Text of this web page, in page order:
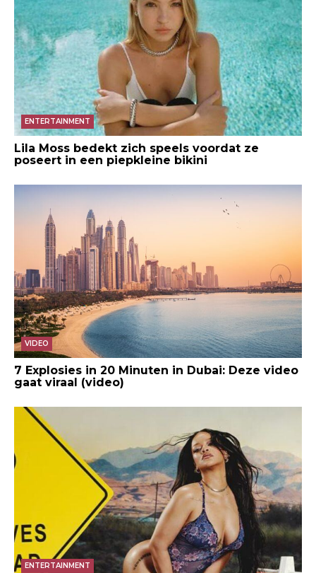
ENTERTAINMENT
Lila Moss bedekt zich speels voordat ze
poseert in een piepkleine bikini
VIDEO
7 Explosies in 20 Minuten in Dubai: Deze video
gaat viraal (video)
ENTERTAINMENT